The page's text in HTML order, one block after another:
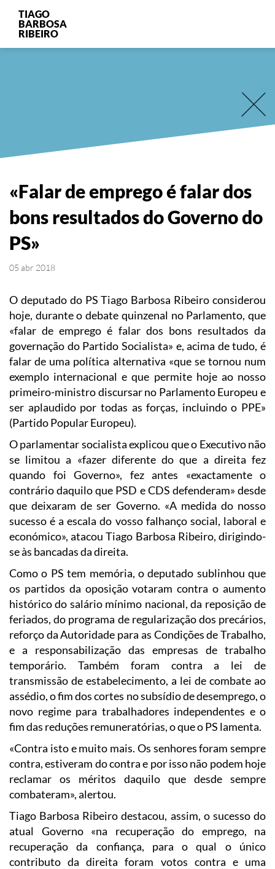
TIAGO
BARBOSA
RIBEIRO
«Falar de emprego é falar dos
bons resultados do Governo do
PS»
05 abr 2018
O deputado do PS Tiago Barbosa Ribeiro considerou
hoje, durante o debate quinzenal no Parlamento, que
«falar de emprego é falar dos bons resultados da
governação do Partido Socialista» e, acima de tudo, é
falar de uma política alternativa «que se tornou num
exemplo internacional e que permite hoje ao nosso
primeiro-ministro discursar no Parlamento Europeu e
ser aplaudido por todas as forças, incluindo o PPE»
(Partido Popular Europeu).
O parlamentar socialista explicou que o Executivo não
se limitou a «fazer diferente do que a direita fez
quando foi Governo», fez antes «exactamente o
contrário daquilo que PSD e CDS defenderam» desde
que deixaram de ser Governo. «A medida do nosso
sucesso é a escala do vosso falhanço social, laboral e
económico», atacou Tiago Barbosa Ribeiro, dirigindo-
se às bancadas da direita.
Como o PS tem memória, o deputado sublinhou que
os partidos da oposição votaram contra o aumento
histórico do salário mínimo nacional, da reposição de
feriados, do programa de regularização dos precários,
reforço da Autoridade para as Condições de Trabalho,
e a responsabilização das empresas de trabalho
temporário. Também foram contra a lei de
transmissão de estabelecimento, a lei de combate ao
assédio, o fim dos cortes no subsídio de desemprego, o
novo regime para trabalhadores independentes e o
fim das reduções remuneratórias, o que o PS lamenta.
«Contra isto e muito mais. Os senhores foram sempre
contra, estiveram do contra e por isso não podem hoje
reclamar os méritos daquilo que desde sempre
combateram», alertou.
Tiago Barbosa Ribeiro destacou, assim, o sucesso do
atual Governo «na recuperação do emprego, na
recuperação da confiança, para o qual o único
contributo da direita foram votos contra e uma